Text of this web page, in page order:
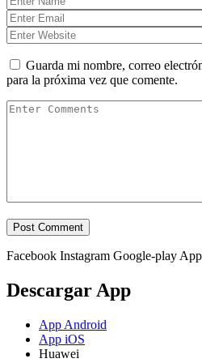
Guarda mi nombre, correo
para la próxima vez que comente.
Facebook Instagram Google-play
Descargar App
App Android
App iOS
Huawei